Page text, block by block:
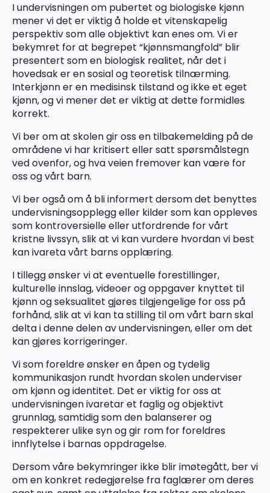
I undervisningen om pubertet og biologiske kjønn
mener vi det er viktig å holde et vitenskapelig
perspektiv som alle objektivt kan enes om. Vi er
bekymret for at begrepet “kjønnsmangfold” blir
presentert som en biologisk realitet, når det i
hovedsak er en sosial og teoretisk tilnærming.
Interkjønn er en medisinsk tilstand og ikke et eget
kjønn, og vi mener det er viktig at dette formidles
korrekt.
Vi ber om at skolen gir oss en tilbakemelding på de
områdene vi har kritisert eller satt spørsmålstegn
ved ovenfor, og hva veien fremover kan være for
oss og vårt barn.
Vi ber også om å bli informert dersom det benyttes
undervisningsopplegg eller kilder som kan oppleves
som kontroversielle eller utfordrende for vårt
kristne livssyn, slik at vi kan vurdere hvordan vi best
kan ivareta vårt barns opplæring.
I tillegg ønsker vi at eventuelle forestillinger,
kulturelle innslag, videoer og oppgaver knyttet til
kjønn og seksualitet gjøres tilgjengelige for oss på
forhånd, slik at vi kan ta stilling til om vårt barn skal
delta i denne delen av undervisningen, eller om det
kan gjøres korrigeringer.
Vi som foreldre ønsker en åpen og tydelig
kommunikasjon rundt hvordan skolen underviser
om kjønn og identitet. Det er viktig for oss at
undervisningen ivaretar et faglig og objektivt
grunnlag, samtidig som den balanserer og
respekterer ulike syn og gir rom for foreldres
innflytelse i barnas oppdragelse.
Dersom våre bekymringer ikke blir imøtegått, ber vi
om en konkret redegjørelse fra faglærer om deres